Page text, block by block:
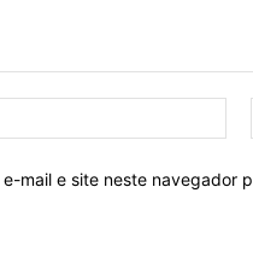
e-mail e site neste navegador